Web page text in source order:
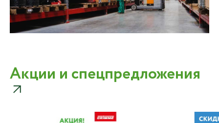
Акции и спецпредложения